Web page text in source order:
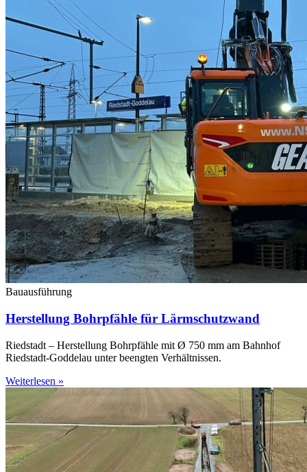
Bauausführung
Herstellung Bohrpfähle für Lärmschutzwand
Riedstadt – Herstellung Bohrpfähle mit Ø 750 mm am Bahnhof
Riedstadt-Goddelau unter beengten Verhältnissen.
Weiterlesen »